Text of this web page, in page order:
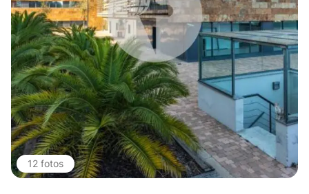
12 fotos